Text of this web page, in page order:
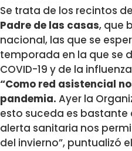
Se trata de los recintos
Padre de las casas, que
nacional, las que se
temporada en la que se
COVID-19 y de la
“Como red asistencial
pandemia. Ayer la
esto suceda es bastante
alerta sanitaria nos
del invierno”, puntualizó